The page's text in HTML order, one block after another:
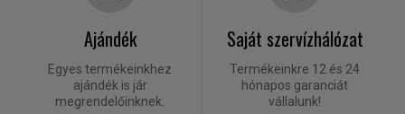
Ajándék
Egyes termékeinkhez
ajándék is jár
megrendelőinknek.
Saját szervízhálózat
Termékeinkre 12 és 24
hónapos garanciát
vállalunk!